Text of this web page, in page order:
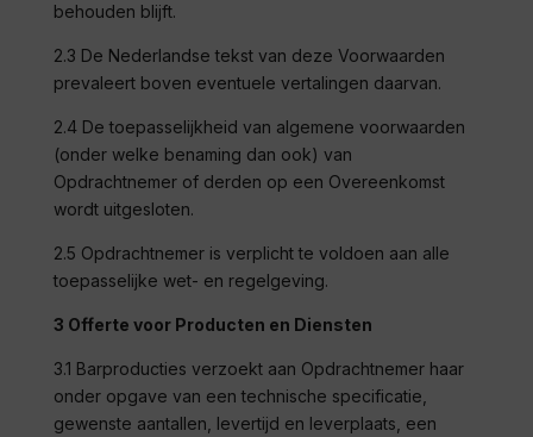
behouden blijft.
2.3 De Nederlandse tekst van deze Voorwaarden
prevaleert boven eventuele vertalingen daarvan.
2.4 De toepasselijkheid van algemene voorwaarden
(onder welke benaming dan ook) van
Opdrachtnemer of derden op een Overeenkomst
wordt uitgesloten.
2.5 Opdrachtnemer is verplicht te voldoen aan alle
toepasselijke wet- en regelgeving.
3 Offerte voor Producten en Diensten
3.1 Barproducties verzoekt aan Opdrachtnemer haar
onder opgave van een technische specificatie,
gewenste aantallen, levertijd en leverplaats, een